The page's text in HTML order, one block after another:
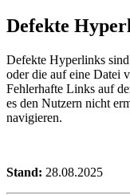
Defekte
Defekte Hyperlinks
oder die auf eine Datei
Fehlerhafte Links auf
es den Nutzern nicht
navigieren.
Stand: 28.08.2025